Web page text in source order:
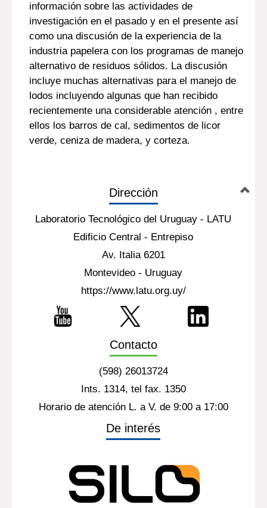
información sobre las actividades de
investigación en el pasado y en el presente así
como una discusión de la experiencia de la
industria papelera con los programas de manejo
alternativo de residuos sólidos. La discusión
incluye muchas alternativas para el manejo de
lodos incluyendo algunas que han recibido
recientemente una considerable atención , entre
ellos los barros de cal, sedimentos de licor
verde, ceniza de madera, y corteza.
Dirección
Laboratorio Tecnológico del Uruguay - LATU
Edificio Central - Entrepiso
Av. Italia 6201
Montevideo - Uruguay
https://www.latu.org.uy/
Contacto
(598) 26013724
Ints. 1314, tel fax. 1350
Horario de atención L. a V. de 9:00 a 17:00
De interés